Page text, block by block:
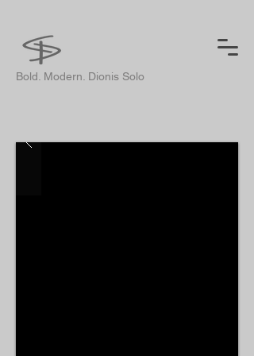
Bold. Modern. Dionis Solo